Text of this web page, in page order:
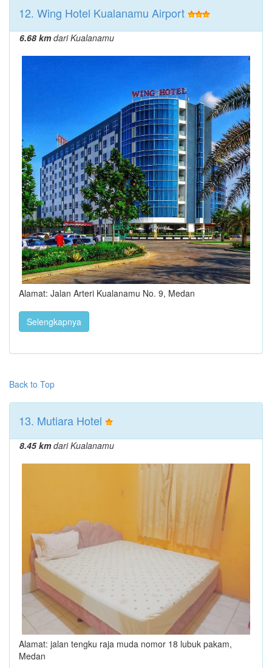
12. Wing Hotel Kualanamu Airport
6.68 kmdari Kualanamu
Alamat: Jalan Arteri Kualanamu No. 9, Medan
Selengkapnya
Back to Top
13. Mutiara Hotel
8.45 kmdari Kualanamu
Alamat: jalan tengku raja muda nomor 18 lubuk pakam,
Medan